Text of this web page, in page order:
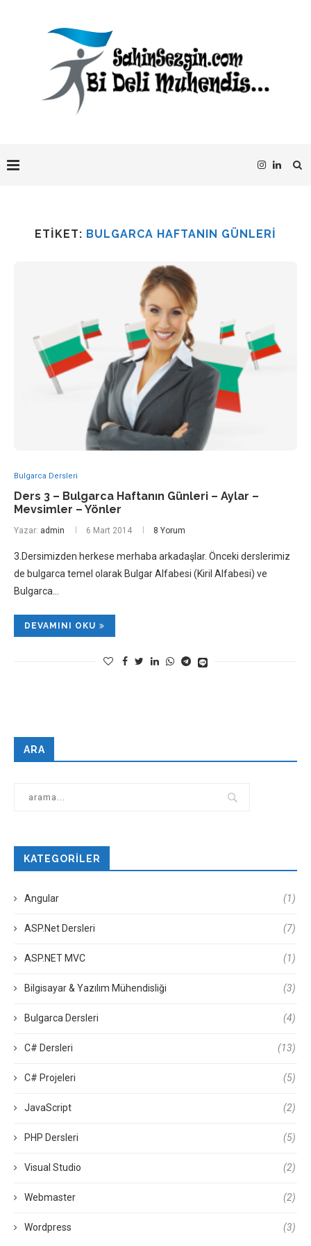
ETIKET: BULGARCA HAFTANIN GÜNLERI
Bulgarca Dersleri
Ders 3 – Bulgarca Haftanın Günleri – Aylar –
Mevsimler – Yönler
Yazar: admin 6 Mart 2014 8 Yorum
3.Dersimizden herkese merhaba arkadaşlar. Önceki derslerimiz
de bulgarca temel olarak Bulgar Alfabesi (Kiril Alfabesi) ve
Bulgarca…
DEVAMINI OKU
ARA
KATEGORILER
Angular (1)
ASP.Net Dersleri (7)
ASP.NET MVC (1)
Bilgisayar & Yazılım Mühendisliği (3)
Bulgarca Dersleri (4)
C# Dersleri (13)
C# Projeleri (5)
JavaScript (2)
PHP Dersleri (5)
Visual Studio (2)
Webmaster (2)
Wordpress (3)